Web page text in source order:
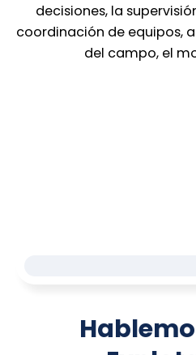
decisiones, la
coordinación de equipos,
del campo, el